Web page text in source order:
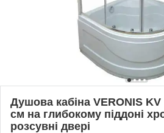
Душова кабіна VERONIS KV
см на глибокому піддоні
розсувні двері